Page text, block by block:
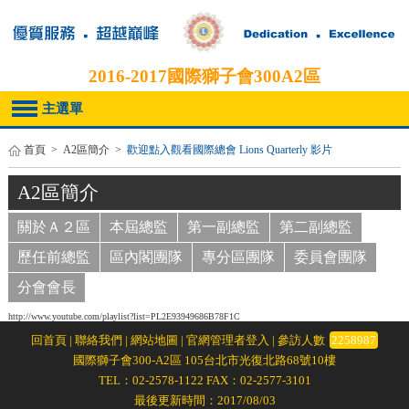
2016-2017國際獅子會300A2區
主選單
首頁 > A2區簡介 > 歡迎點入觀看國際總會 Lions Quarterly 影片
A2區簡介
關於Ａ２區 本屆總監 第一副總監
第二副總監
歷任前總監
區內閣團隊 專分區團隊
委員會團隊
分會會長
http://www.youtube.com/playlist?list=PL2E93949686B78F1C
回首頁 | 聯絡我們 | 網站地圖 | 官網管理者登入 | 參訪人數 2258987
國際獅子會300-A2區 105台北市光復北路68號10樓
TEL：02-2578-1122 FAX：02-2577-3101
最後更新時間：2017/08/03